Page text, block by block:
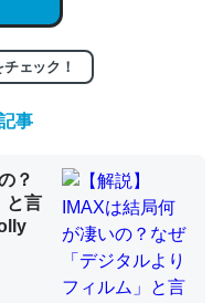
線」は回収されないけ
進化すればするほど分
） - conceptualization
ェック！
事
？
と言